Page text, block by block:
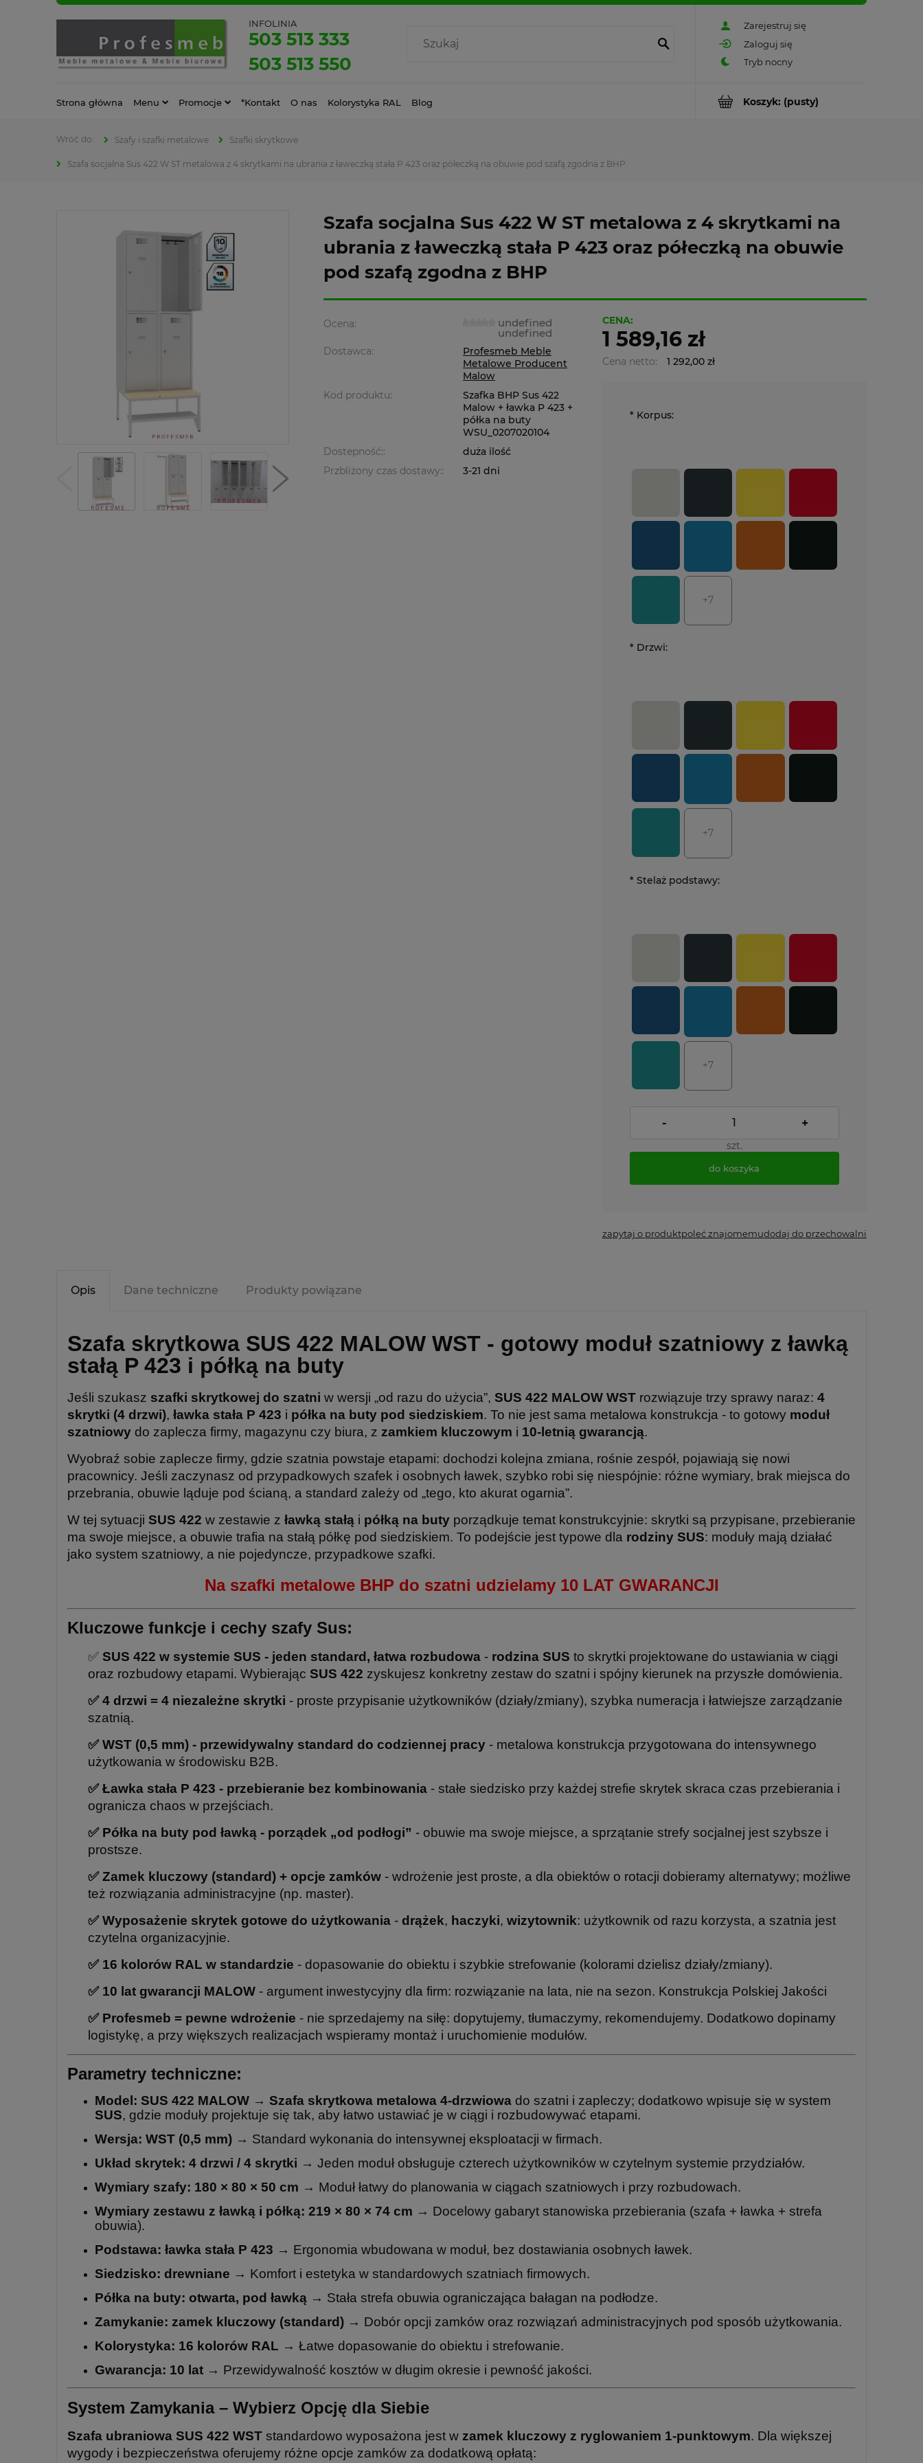
Zarejestruj się
Zaloguj się
INFOLINIA
503 513 333
503 513 550
Koszyk: (pusty)
Strona główna Menu Promocje *Kontakt O nas Kolorystyka RAL Blog
Szafy i szafki metalowe Szafki skrytkowe
Szafa socjalna Sus 422 W ST metalowa z 4 skrytkami na ubrania z ławeczką stała P 423 oraz półeczką na obuwie pod szafą zgodna z BHP
Szafa socjalna Sus 422 W ST metalowa z 4 skrytkami na
ubrania z ławeczką stała P 423 oraz półeczką na obuwie
pod szafą zgodna z BHP
Ocena: undefined
undefined
Dostawca:
Profesmeb Meble
Metalowe Producent
Malow
Kod produktu:
Szafka BHP Sus 422
Malow + ławka P 423 +
półka na buty
WSU_0207020104
Dostepność::
duża ilość
Przbliżony czas dostawy::
3-21 dni
CENA:
1 589,16 zł
Cena netto: 1 292,00 zł
* Korpus:
+7
* Drzwi:
+7
* Stelaż podstawy:
+7
- +
szt.
do koszyka
zapytaj o produktpoleć znajomemudodaj do przechowalni
Opis Dane techniczne Produkty powiązane
Szafa skrytkowa SUS 422 MALOW WST - gotowy moduł szatniowy z ławką
stałą P 423 i półką na buty
Jeśli szukasz szafki skrytkowej do szatni w wersji „od razu do użycia”, SUS 422 MALOW WST rozwiązuje trzy sprawy naraz: 4
skrytki (4 drzwi), ławka stała P 423 i półka na buty pod siedziskiem. To nie jest sama metalowa konstrukcja - to gotowy moduł
szatniowy do zaplecza firmy, magazynu czy biura, z zamkiem kluczowym i 10-letnią gwarancją.
Wyobraź sobie zaplecze firmy, gdzie szatnia powstaje etapami: dochodzi kolejna zmiana, rośnie zespół, pojawiają się nowi
pracownicy. Jeśli zaczynasz od przypadkowych szafek i osobnych ławek, szybko robi się niespójnie: różne wymiary, brak miejsca do
przebrania, obuwie ląduje pod ścianą, a standard zależy od „tego, kto akurat ogarnia”.
W tej sytuacji SUS 422 w zestawie z ławką stałą i półką na buty porządkuje temat konstrukcyjnie: skrytki są przypisane, przebieranie
ma swoje miejsce, a obuwie trafia na stałą półkę pod siedziskiem. To podejście jest typowe dla rodziny SUS: moduły mają działać
jako system szatniowy, a nie pojedyncze, przypadkowe szafki.
Na szafki metalowe BHP do szatni udzielamy 10 LAT GWARANCJI
Kluczowe funkcje i cechy szafy Sus:
✅ SUS 422 w systemie SUS - jeden standard, łatwa rozbudowa - rodzina SUS to skrytki projektowane do ustawiania w ciągi
oraz rozbudowy etapami. Wybierając SUS 422 zyskujesz konkretny zestaw do szatni i spójny kierunek na przyszłe domówienia.
✅ 4 drzwi = 4 niezależne skrytki - proste przypisanie użytkowników (działy/zmiany), szybka numeracja i łatwiejsze zarządzanie
szatnią.
✅ WST (0,5 mm) - przewidywalny standard do codziennej pracy - metalowa konstrukcja przygotowana do intensywnego
użytkowania w środowisku B2B.
✅ Ławka stała P 423 - przebieranie bez kombinowania - stałe siedzisko przy każdej strefie skrytek skraca czas przebierania i
ogranicza chaos w przejściach.
✅ Półka na buty pod ławką - porządek „od podłogi” - obuwie ma swoje miejsce, a sprzątanie strefy socjalnej jest szybsze i
prostsze.
✅ Zamek kluczowy (standard) + opcje zamków - wdrożenie jest proste, a dla obiektów o rotacji dobieramy alternatywy; możliwe
też rozwiązania administracyjne (np. master).
✅ Wyposażenie skrytek gotowe do użytkowania - drążek, haczyki, wizytownik: użytkownik od razu korzysta, a szatnia jest
czytelna organizacyjnie.
✅ 16 kolorów RAL w standardzie - dopasowanie do obiektu i szybkie strefowanie (kolorami dzielisz działy/zmiany).
✅ 10 lat gwarancji MALOW - argument inwestycyjny dla firm: rozwiązanie na lata, nie na sezon. Konstrukcja Polskiej Jakości
✅ Profesmeb = pewne wdrożenie - nie sprzedajemy na siłę: dopytujemy, tłumaczymy, rekomendujemy. Dodatkowo dopinamy
logistykę, a przy większych realizacjach wspieramy montaż i uruchomienie modułów.
Parametry techniczne:
Model: SUS 422 MALOW → Szafa skrytkowa metalowa 4-drzwiowa do szatni i zapleczy; dodatkowo wpisuje się w system
SUS, gdzie moduły projektuje się tak, aby łatwo ustawiać je w ciągi i rozbudowywać etapami.
Wersja: WST (0,5 mm) → Standard wykonania do intensywnej eksploatacji w firmach.
Układ skrytek: 4 drzwi / 4 skrytki → Jeden moduł obsługuje czterech użytkowników w czytelnym systemie przydziałów.
Wymiary szafy: 180 × 80 × 50 cm → Moduł łatwy do planowania w ciągach szatniowych i przy rozbudowach.
Wymiary zestawu z ławką i półką: 219 × 80 × 74 cm → Docelowy gabaryt stanowiska przebierania (szafa + ławka + strefa
obuwia).
Podstawa: ławka stała P 423 → Ergonomia wbudowana w moduł, bez dostawiania osobnych ławek.
Siedzisko: drewniane → Komfort i estetyka w standardowych szatniach firmowych.
Półka na buty: otwarta, pod ławką → Stała strefa obuwia ograniczająca bałagan na podłodze.
Zamykanie: zamek kluczowy (standard) → Dobór opcji zamków oraz rozwiązań administracyjnych pod sposób użytkowania.
Kolorystyka: 16 kolorów RAL → Łatwe dopasowanie do obiektu i strefowanie.
Gwarancja: 10 lat → Przewidywalność kosztów w długim okresie i pewność jakości.
System Zamykania – Wybierz Opcję dla Siebie
Szafa ubraniowa SUS 422 WST standardowo wyposażona jest w zamek kluczowy z ryglowaniem 1-punktowym. Dla większej
wygody i bezpieczeństwa oferujemy różne opcje zamków za dodatkową opłatą: